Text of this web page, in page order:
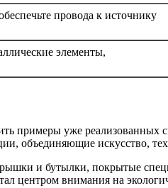
провода к источнику
элементы,
примеры уже
объединяющие искусство,
и бутылки, покрытые
центром внимания на